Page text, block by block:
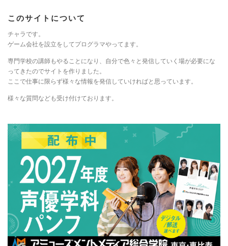
このサイトについて
チャラです。
ゲーム会社を設立をしてプログラマやってます。
専門学校の講師もやることになり、自分で色々と発信していく場が必要にな
ってきたのでサイトを作りました。
ここで仕事に限らず様々な情報を発信していければと思っています。
様々な質問なども受け付けております。